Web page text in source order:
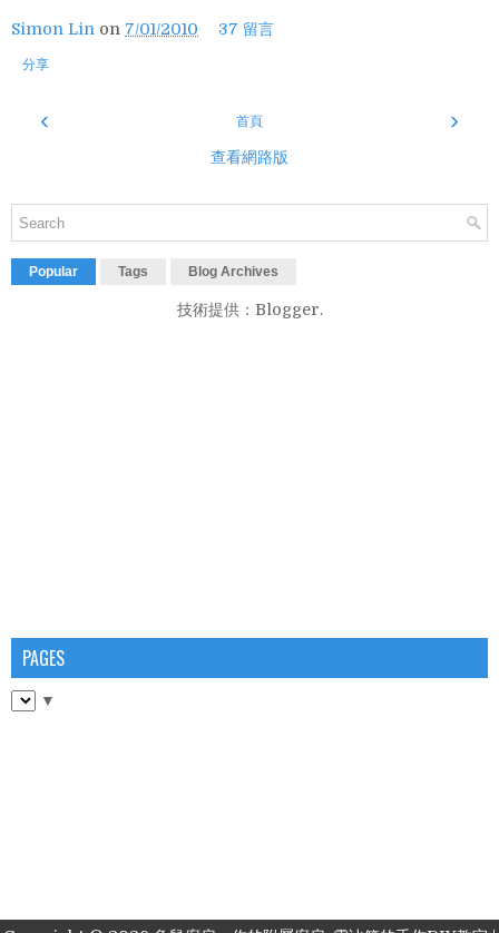
Simon Lin on 7/01/2010 37 留言
分享
‹ ›
首頁
查看網路版
Popular Tags Blog Archives
技術提供： Blogger.
PAGES
▼